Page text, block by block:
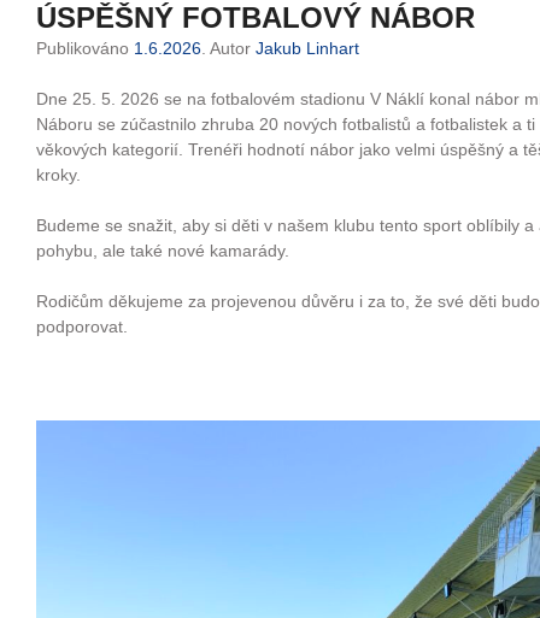
ÚSPĚŠNÝ FOTBALOVÝ NÁBOR
Publikováno 1.6.2026 . Autor Jakub Linhart
Dne 25. 5. 2026 se na fotbalovém stadionu V Náklí konal nábor
Náboru se zúčastnilo zhruba 20 nových fotbalistů a fotbalistek a
věkových kategorií. Trenéři hodnotí nábor jako velmi úspěšný a
kroky.
Budeme se snažit, aby si děti v našem klubu tento sport oblíbily
pohybu, ale také nové kamarády.
Rodičům děkujeme za projevenou důvěru i za to, že své děti
podporovat.